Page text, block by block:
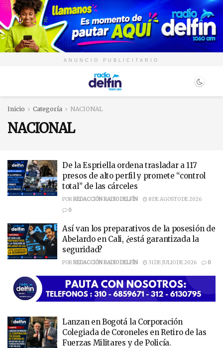
ANUNCIO PUBLICITARIO
Inicio Categoría NACIONAL
NACIONAL
De la Espriella ordena trasladar a 117
presos de alto perfil y promete “control
total” de las cárceles
PORREDACCIÓN RADIO DELFÍN
8 DE AGOSTO DE 2026
0
Así van los preparativos de la posesión de
Abelardo en Cali, ¿está garantizada la
seguridad?
PORREDACCIÓN RADIO DELFÍN 31 DE JULIO DE 2026 0
Lanzan en Bogotá la Corporación
Colegiada de Coroneles en Retiro de las
Fuerzas Militares y de Policía.